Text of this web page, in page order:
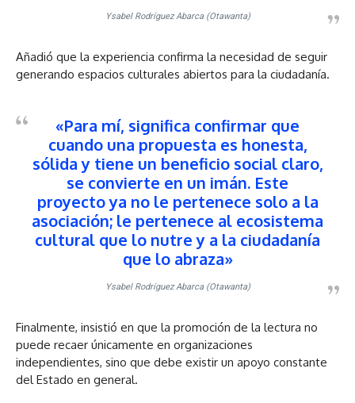
Ysabel Rodríguez Abarca (Otawanta)
Añadió que la experiencia confirma la necesidad de seguir
generando espacios culturales abiertos para la ciudadanía.
«Para mí, significa confirmar que
cuando una propuesta es honesta,
sólida y tiene un beneficio social claro,
se convierte en un imán. Este
proyecto ya no le pertenece solo a la
asociación; le pertenece al ecosistema
cultural que lo nutre y a la ciudadanía
que lo abraza»
Ysabel Rodríguez Abarca (Otawanta)
Finalmente, insistió en que la promoción de la lectura no
puede recaer únicamente en organizaciones
independientes, sino que debe existir un apoyo constante
del Estado en general.